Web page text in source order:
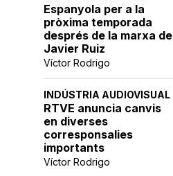
Espanyola per a la
pròxima temporada
després de la marxa de
Javier Ruiz
Víctor Rodrigo
INDÚSTRIA AUDIOVISUAL
RTVE anuncia canvis
en diverses
corresponsalies
importants
Víctor Rodrigo